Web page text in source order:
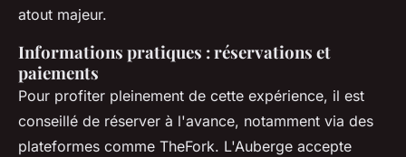
atout majeur.
Informations pratiques : réservations et
paiements
Pour profiter pleinement de cette expérience, il est
conseillé de réserver à l'avance, notamment via des
plateformes comme TheFork. L'Auberge accepte